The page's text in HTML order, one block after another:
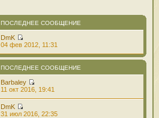
ПОСЛЕДНЕЕ СООБЩЕНИЕ
DmK
04 фев 2012, 11:31
ПОСЛЕДНЕЕ СООБЩЕНИЕ
Barbaley
11 окт 2016, 19:41
DmK
31 июл 2016, 22:35